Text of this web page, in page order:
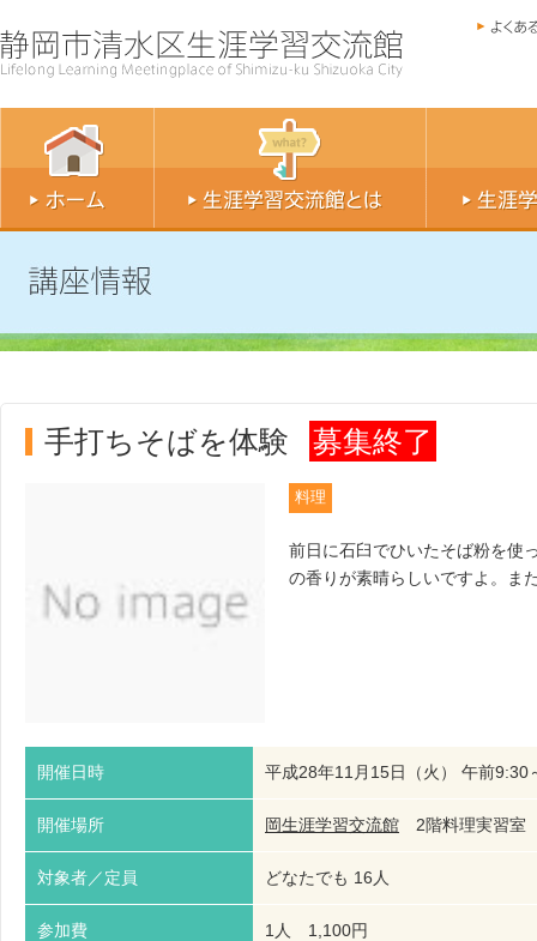
手打ちそばを体験 募集終了
料理
前日に石臼でひいたそば粉を使
の香りが素晴らしいですよ。ま
開催日時 平成28年11月15日（火） 午前9:30
開催場所 岡生涯学習交流館 2階料理実習
対象者／定員 どなたでも 16人
参加費 1人 1,100円